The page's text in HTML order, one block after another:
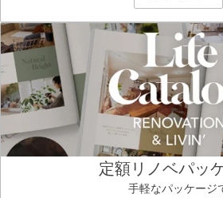
定額リノベパッ
手軽なパッケージ